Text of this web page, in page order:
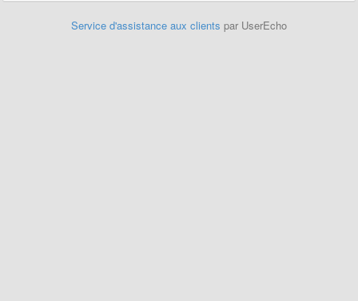
Service d'assistance aux clients par UserEcho